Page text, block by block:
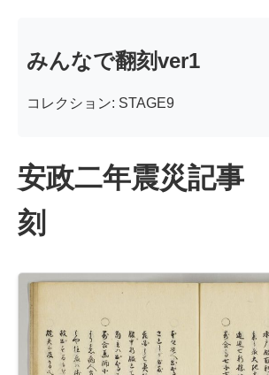
みんなで翻刻ver1
コレクション: STAGE9
安政二年震災記事
刻